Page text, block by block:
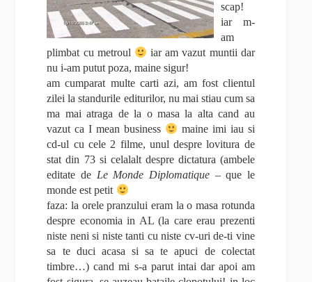
scap!
iar m-
am
plimbat cu metroul
iar am vazut muntii dar
nu i-am putut poza, maine sigur!
am cumparat multe carti azi, am fost clientul
zilei la standurile editurilor, nu mai stiau cum sa
ma mai atraga de la o masa la alta cand au
vazut ca I mean business
maine imi iau si
cd-ul cu cele 2 filme, unul despre lovitura de
stat din 73 si celalalt despre dictatura (ambele
editate de Le Monde Diplomatique– que le
monde est petit
faza: la orele pranzului eram la o masa rotunda
despre economia in AL (la care erau prezenti
niste neni si niste tanti cu niste cv-uri de-ti vine
sa te duci acasa si sa te apuci de colectat
timbre…) cand mi s-a parut intai dar apoi am